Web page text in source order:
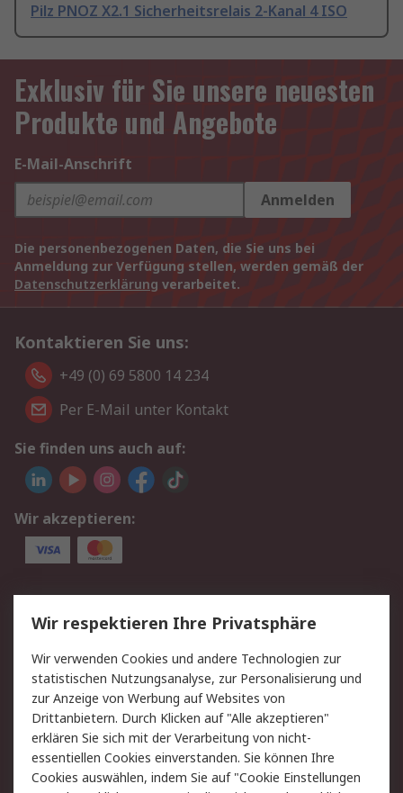
Pilz PNOZ X2.1 Sicherheitsrelais 2-Kanal 4 ISO
Exklusiv für Sie unsere neuesten
Produkte und Angebote
E-Mail-Anschrift
Anmelden
Die personenbezogenen Daten, die Sie uns bei
Anmeldung zur Verfügung stellen, werden gemäß der
Datenschutzerklärung verarbeitet.
Kontaktieren Sie uns:
+49 (0) 69 5800 14 234
Per E-Mail unter Kontakt
Sie finden uns auch auf:
Wir akzeptieren:
Service
Value Added Services
Lieferlösungen
Rücksendungen
Kontakt
Hilfe
Privatkunden
Rechtliches
AGB
Datenschutz
Wir respektieren Ihre Privatsphäre
Wir verwenden Cookies und andere Technologien zur
statistischen Nutzungsanalyse, zur Personalisierung und
zur Anzeige von Werbung auf Websites von
Drittanbietern. Durch Klicken auf "Alle akzeptieren"
erklären Sie sich mit der Verarbeitung von nicht-
essentiellen Cookies einverstanden. Sie können Ihre
Cookies auswählen, indem Sie auf "Cookie Einstellungen